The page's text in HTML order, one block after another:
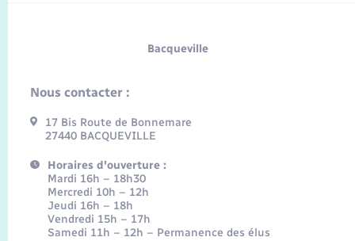
Bacqueville
Nous contacter :
17 Bis Route de Bonnemare
27440 BACQUEVILLE
Horaires d'ouverture :
Mardi 16h – 18h30
Mercredi 10h – 12h
Jeudi 16h – 18h
Vendredi 15h – 17h
Samedi 11h – 12h – Permanence des élus